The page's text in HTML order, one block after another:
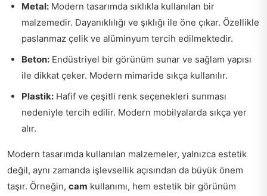
Metal: Modern tasarımda sıklıkla kullanılan bir
malzemedir. Dayanıklılığı ve şıklığı ile öne çıkar. Özellikle
paslanmaz çelik ve alüminyum tercih edilmektedir.
Beton: Endüstriyel bir görünüm sunar ve sağlam yapısı
ile dikkat çeker. Modern mimaride sıkça kullanılır.
Plastik: Hafif ve çeşitli renk seçenekleri sunması
nedeniyle tercih edilir. Modern mobilyalarda sıkça yer
alır.
Modern tasarımda kullanılan malzemeler, yalnızca estetik
değil, aynı zamanda işlevsellik açısından da büyük önem
taşır. Örneğin, cam kullanımı, hem estetik bir görünüm